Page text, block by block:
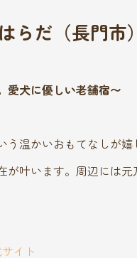
らだ（長門市）
愛犬に優しい老舗宿〜
う温かいおもてなしが
が叶います。周辺には
イト